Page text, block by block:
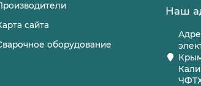
сайта
оборудование
Наш